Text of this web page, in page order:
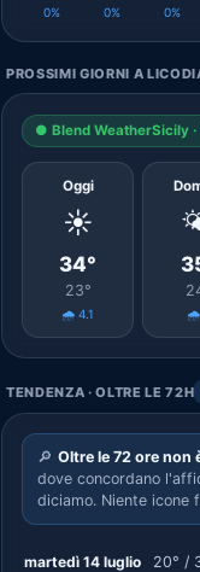
0% 0% 0%
PROSSIMI GIORNI A
● Blend WeatherSicily
Oggi
☀️
34°
23°
🌧️ 4.1 🌧️
TENDENZA · OLTRE LE 72H
🔎 Oltre le 72 ore non
dove concordano
diciamo. Niente icone
martedì 14 luglio 20° /